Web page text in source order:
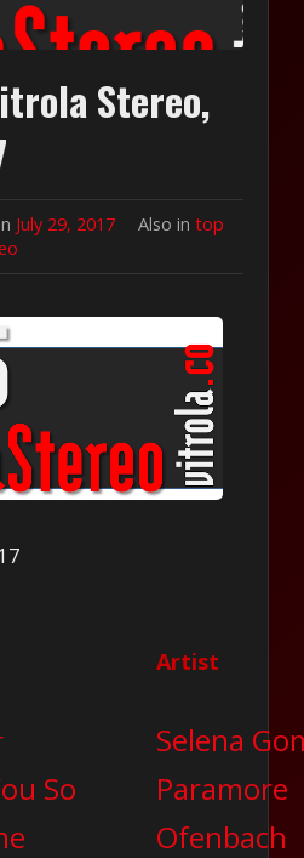
Stereo,
July 29, 2017 Also in top
Artist
Selena
So
Paramore
Ofenbach